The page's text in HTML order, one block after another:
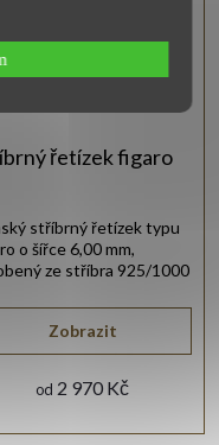
řetízek figaro
od 2 970 Kč
Zobrazit
stříbrný řetízek typu
o šířce 6,00 mm,
ze stříbra 925/1000
úpravou.